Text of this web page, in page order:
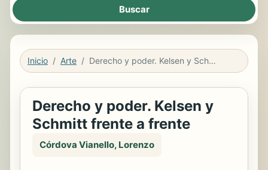
Inicio Arte Derecho y poder. Kelsen y Schmitt frente a frente
Derecho y poder. Kelsen y
Schmitt frente a frente
Córdova Vianello, Lorenzo